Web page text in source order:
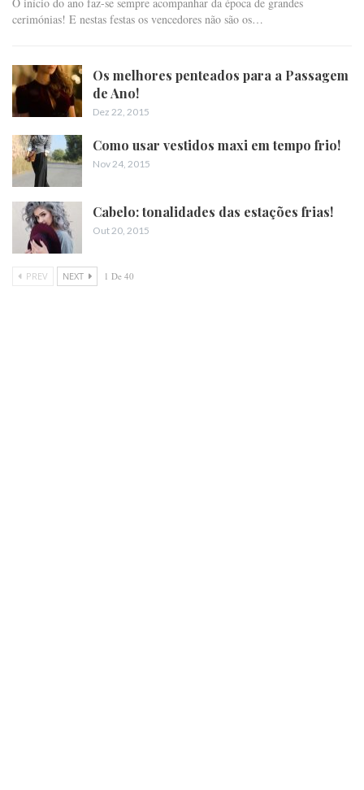
cerimónias! E nestas festas os vencedores não são os…
Os melhores penteados para a Passagem
de Ano!
Dez 22, 2015
Como usar vestidos maxi em tempo frio!
Nov 24, 2015
Cabelo: tonalidades das estações frias!
Out 20, 2015
PREV NEXT 1 De 40